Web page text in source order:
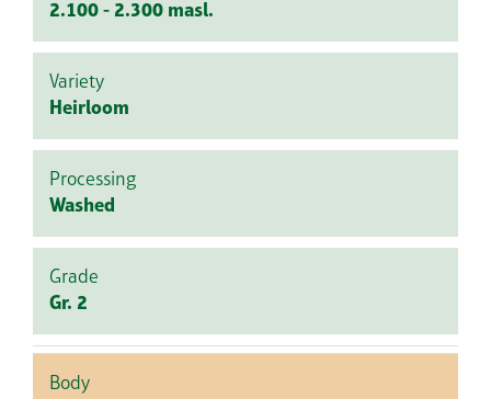
2.100 - 2.300 masl.
Variety
Heirloom
Processing
Washed
Grade
Gr. 2
Body